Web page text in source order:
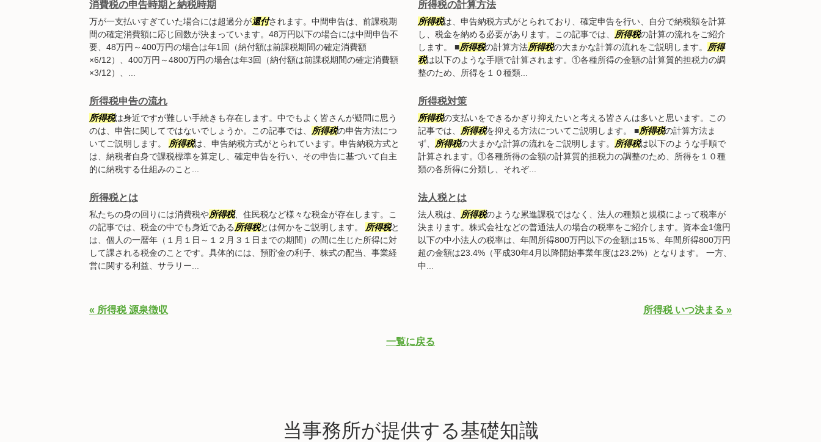
消費税の申告時期と納税時期
万が一支払いすぎていた場合には超過分が還付されます。中間申告は、前課税期
間の確定消費額に応じ回数が決まっています。48万円以下の場合には中間申告不
要、48万円～400万円の場合は年1回（納付額は前課税期間の確定消費額
×6/12）、400万円～4800万円の場合は年3回（納付額は前課税期間の確定消費額
×3/12）、...
所得税の計算方法
所得税は、申告納税方式がとられており、確定申告を行い、自分で納税額を計算
し、税金を納める必要があります。この記事では、
所得税の計算の流れをご紹介
します。 ■所得税の計算方法所得税の大まかな計算の流れをご説明します。
所得
税は以下のような手順で計算されます。①各種所得の金額の計算質的担税力の調
整のため、所得を１０種類...
所得税申告の流れ
所得税は身近ですが難しい手続きも存在します。中でもよく皆さんが疑問に思う
のは、申告に関してではないでしょうか。この記事では、
所得税の申告方法につ
いてご説明します。
所得税は、申告納税方式がとられています。申告納税方式と
は、納税者自身で課税標準を算定し、確定申告を行い、その申告に基づいて自主
的に納税する仕組みのこと...
所得税対策
所得税の支払いをできるかぎり抑えたいと考える皆さんは多いと思います。この
記事では、
所得税を抑える方法についてご説明します。 ■所得税の計算方法ま
ず、
所得税の大まかな計算の流れをご説明します。 所得税は以下のような手順で
計算されます。①各種所得の金額の計算質的担税力の調整のため、所得を１０種
類の各所得に分類し、それぞ...
所得税とは
私たちの身の回りには消費税や所得税、住民税など様々な税金が存在します。こ
の記事では、税金の中でも身近である 所得税とは何かをご説明します。 所得税と
は、個人の一暦年（１月１日～１２月３１日までの期間）の間に生じた所得に対
して課される税金のことです。具体的には、預貯金の利子、株式の配当、事業経
営に関する利益、サラリー...
法人税とは
法人税は、 所得税のような累進課税ではなく、法人の種類と規模によって税率が
決まります。株式会社などの普通法人の場合の税率をご紹介します。資本金1億円
以下の中小法人の税率は、年間所得800万円以下の金額は15％、年間所得800万円
超の金額は23.4%（平成30年4月以降開始事業年度は23.2%）となります。 一方、
中...
« 所得税 源泉徴収 所得税 いつ決まる »
一覧に戻る
当事務所が提供する基礎知識